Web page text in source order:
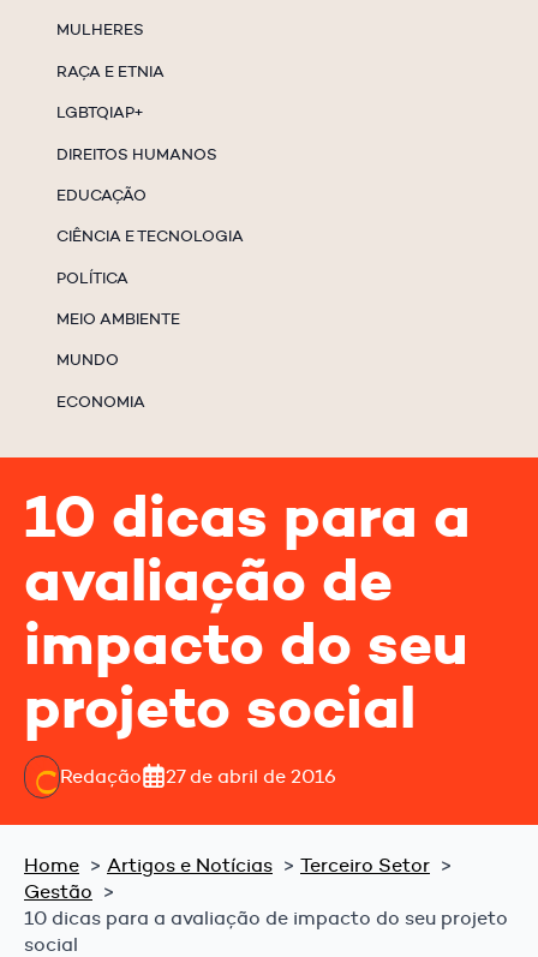
MULHERES
RAÇA E ETNIA
LGBTQIAP+
DIREITOS HUMANOS
EDUCAÇÃO
CIÊNCIA E TECNOLOGIA
POLÍTICA
MEIO AMBIENTE
MUNDO
ECONOMIA
10 dicas para a
avaliação de
impacto do seu
projeto social
Redação 27 de abril de 2016
Home Artigos e Notícias
Terceiro Setor
Gestão
10 dicas para a avaliação de impacto do seu projeto
social